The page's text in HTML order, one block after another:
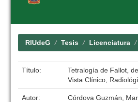
RIUdeG Tesis Licenciatura
Título:
Tetralogía de Fallot,
Vista Clínico,
Autor: Córdova Guzmán,